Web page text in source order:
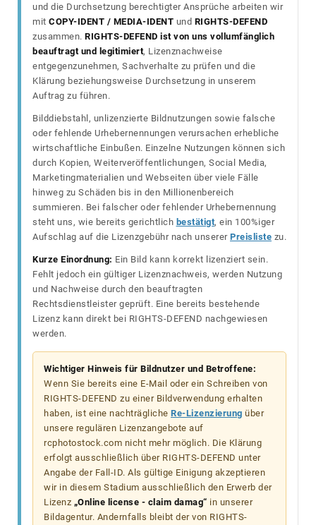
und die Durchsetzung berechtigter Ansprüche arbeiten wir
mit COPY-IDENT / MEDIA-IDENT und RIGHTS-DEFEND
zusammen. RIGHTS-DEFEND ist von uns vollumfänglich
beauftragt und legitimiert, Lizenznachweise
entgegenzunehmen, Sachverhalte zu prüfen und die
Klärung beziehungsweise Durchsetzung in unserem
Auftrag zu führen.
Bilddiebstahl, unlizenzierte Bildnutzungen sowie falsche
oder fehlende Urhebernennungen verursachen erhebliche
wirtschaftliche Einbußen. Einzelne Nutzungen können sich
durch Kopien, Weiterveröffentlichungen, Social Media,
Marketingmaterialien und Webseiten über viele Fälle
hinweg zu Schäden bis in den Millionenbereich
summieren. Bei falscher oder fehlender Urhebernennung
steht uns, wie bereits gerichtlich bestätigt, ein 100%iger
Aufschlag auf die Lizenzgebühr nach unserer Preisliste zu.
Kurze Einordnung: Ein Bild kann korrekt lizenziert sein.
Fehlt jedoch ein gültiger Lizenznachweis, werden Nutzung
und Nachweise durch den beauftragten
Rechtsdienstleister geprüft. Eine bereits bestehende
Lizenz kann direkt bei RIGHTS-DEFEND nachgewiesen
werden.
Wichtiger Hinweis für Bildnutzer und Betroffene:
Wenn Sie bereits eine E-Mail oder ein Schreiben von
RIGHTS-DEFEND zu einer Bildverwendung erhalten
haben, ist eine nachträgliche Re-Lizenzierung über
unsere regulären Lizenzangebote auf
rcphotostock.com nicht mehr möglich. Die Klärung
erfolgt ausschließlich über RIGHTS-DEFEND unter
Angabe der Fall-ID. Als gültige Einigung akzeptieren
wir in diesem Stadium ausschließlich den Erwerb der
Lizenz „Online license - claim damag“ in unserer
Bildagentur. Andernfalls bleibt der von RIGHTS-